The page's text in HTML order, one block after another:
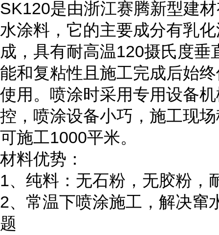
SK120是由浙江赛腾新型建
水涂料，它的主要成分有乳
成，具有耐高温120摄氏度
能和复粘性且施工完成后始
使用。喷涂时采用专用设备
控，喷涂设备小巧，施工现
可施工1000平米。
材料优势：
1、纯料：无石粉，无胶粉，
2、常温下喷涂施工，解决窜
题